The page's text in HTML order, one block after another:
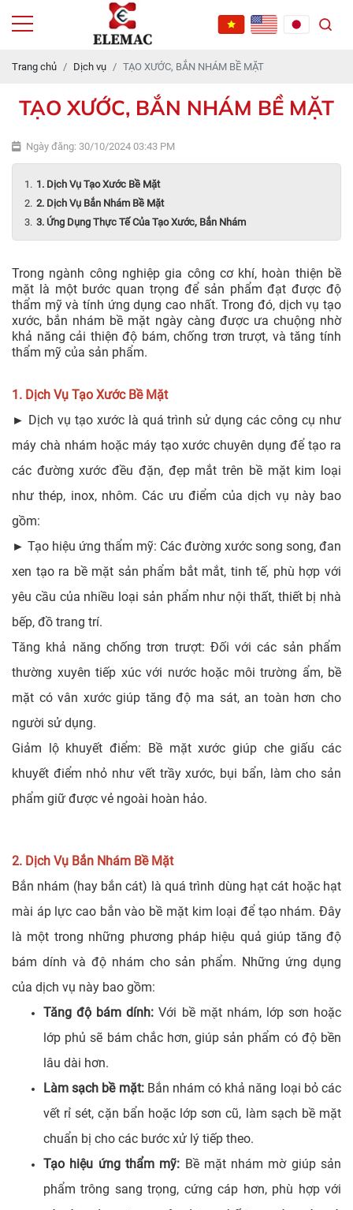
Trang chủ Dịch vụ TẠO XƯỚC, BẮN NHÁM BỀ MẶT
TẠO XƯỚC, BẮN NHÁM BỀ MẶT
Ngày đăng: 30/10/2024 03:43 PM
1. Dịch Vụ Tạo Xước Bề Mặt
2. Dịch Vụ Bắn Nhám Bề Mặt
3. Ứng Dụng Thực Tế Của Tạo Xước, Bắn Nhám
Trong ngành công nghiệp gia công cơ khí, hoàn thiện bề
mặt là một bước quan trọng để sản phẩm đạt được độ
thẩm mỹ và tính ứng dụng cao nhất. Trong đó, dịch vụ tạo
xước, bắn nhám bề mặt ngày càng được ưa chuộng nhờ
khả năng cải thiện độ bám, chống trơn trượt, và tăng tính
thẩm mỹ của sản phẩm.
1. Dịch Vụ Tạo Xước Bề Mặt
► Dịch vụ tạo xước là quá trình sử dụng các công cụ như
máy chà nhám hoặc máy tạo xước chuyên dụng để tạo ra
các đường xước đều đặn, đẹp mắt trên bề mặt kim loại
như thép, inox, nhôm. Các ưu điểm của dịch vụ này bao
gồm:
► Tạo hiệu ứng thẩm mỹ: Các đường xước song song, đan
xen tạo ra bề mặt sản phẩm bắt mắt, tinh tế, phù hợp với
yêu cầu của nhiều loại sản phẩm như nội thất, thiết bị nhà
bếp, đồ trang trí.
Tăng khả năng chống trơn trượt: Đối với các sản phẩm
thường xuyên tiếp xúc với nước hoặc môi trường ẩm, bề
mặt có vân xước giúp tăng độ ma sát, an toàn hơn cho
người sử dụng.
Giảm lộ khuyết điểm: Bề mặt xước giúp che giấu các
khuyết điểm nhỏ như vết trầy xước, bụi bẩn, làm cho sản
phẩm giữ được vẻ ngoài hoàn hảo.
2. Dịch Vụ Bắn Nhám Bề Mặt
Bắn nhám (hay bắn cát) là quá trình dùng hạt cát hoặc hạt
mài áp lực cao bắn vào bề mặt kim loại để tạo nhám. Đây
là một trong những phương pháp hiệu quả giúp tăng độ
bám dính và độ nhám cho sản phẩm. Những ứng dụng
của dịch vụ này bao gồm:
Tăng độ bám dính: Với bề mặt nhám, lớp sơn hoặc
lớp phủ sẽ bám chắc hơn, giúp sản phẩm có độ bền
lâu dài hơn.
Làm sạch bề mặt:Bắn nhám có khả năng loại bỏ các
vết rỉ sét, cặn bẩn hoặc lớp sơn cũ, làm sạch bề mặt
chuẩn bị cho các bước xử lý tiếp theo.
Tạo hiệu ứng thẩm mỹ: Bề mặt nhám mờ giúp sản
phẩm trông sang trọng, cứng cáp hơn, phù hợp với